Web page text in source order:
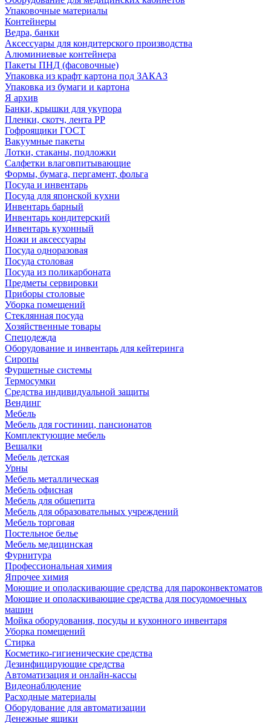
Упаковочные материалы
Контейнеры
Ведра, банки
Аксессуары для кондитерского производства
Алюминиевые контейнера
Пакеты ПНД (фасовочные)
Упаковка из крафт картона под ЗАКАЗ
Упаковка из бумаги и картона
Я архив
Банки, крышки для укупора
Пленки, скотч, лента РР
Гофроящики ГОСТ
Вакуумные пакеты
Лотки, стаканы, подложки
Салфетки влаговпитывающие
Формы, бумага, пергамент, фольга
Посуда и инвентарь
Посуда для японской кухни
Инвентарь барный
Инвентарь кондитерский
Инвентарь кухонный
Ножи и аксессуары
Посуда одноразовая
Посуда столовая
Посуда из поликарбоната
Предметы сервировки
Приборы столовые
Уборка помещений
Стеклянная посуда
Хозяйственные товары
Спецодежда
Оборудование и инвентарь для кейтеринга
Сиропы
Фуршетные системы
Термосумки
Средства индивидуальной защиты
Вендинг
Мебель
Мебель для гостиниц, пансионатов
Комплектующие мебель
Вешалки
Мебель детская
Урны
Мебель металлическая
Мебель офисная
Мебель для общепита
Мебель для образовательных учреждений
Мебель торговая
Постельное белье
Мебель медицинская
Фурнитура
Профессиональная химия
Япрочее химия
Моющие и ополаскивающие средства для пароконвектоматов
Моющие и ополаскивающие средства для посудомоечных
машин
Мойка оборудования, посуды и кухонного инвентаря
Уборка помещений
Стирка
Косметико-гигиенические средства
Дезинфицирующие средства
Автоматизация и онлайн-кассы
Видеонаблюдение
Расходные материалы
Оборудование для автоматизации
Денежные ящики